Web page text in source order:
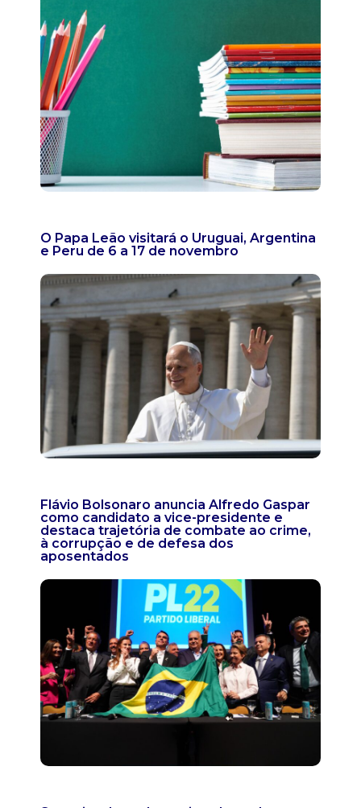
O Papa Leão visitará o Uruguai, Argentina
e Peru de 6 a 17 de novembro
Flávio Bolsonaro anuncia Alfredo Gaspar
como candidato a vice-presidente e
destaca trajetória de combate ao crime,
à corrupção e de defesa dos
aposentados